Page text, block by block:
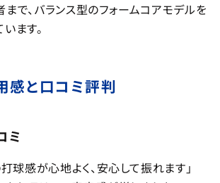
で、バランス型のフォームコアモデルを
ます。
感と口コミ評判
ミ
打球感が心地よく、安心して振れます」